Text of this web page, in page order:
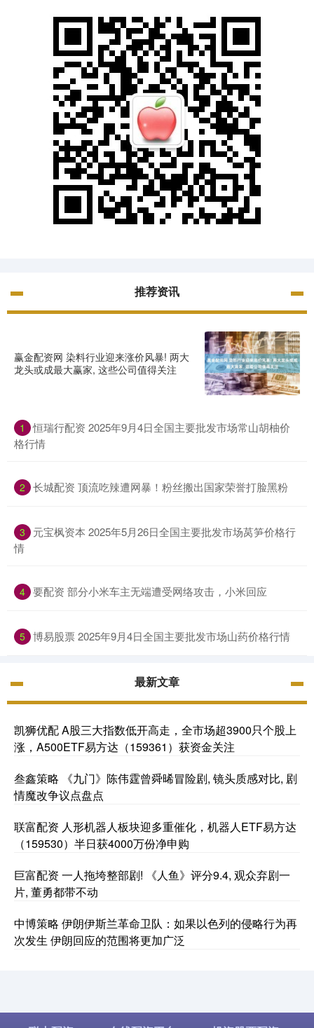
推荐资讯
赢金配资网 染料行业迎来涨价风暴! 两大
龙头或成最大赢家, 这些公司值得关注
1
恒瑞行配资 2025年9月4日全国主要批发市场常山胡柚价
格行情
2 长城配资 顶流吃辣遭网暴！粉丝搬出国家荣誉打脸黑粉
3
元宝枫资本 2025年5月26日全国主要批发市场莴笋价格行
情
4 要配资 部分小米车主无端遭受网络攻击，小米回应
5 博易股票 2025年9月4日全国主要批发市场山药价格行情
最新文章
凯狮优配 A股三大指数低开高走，全市场超3900只个股上
涨，A500ETF易方达（159361）获资金关注
叁鑫策略 《九门》陈伟霆曾舜晞冒险剧, 镜头质感对比, 剧
情魔改争议点盘点
联富配资 人形机器人板块迎多重催化，机器人ETF易方达
（159530）半日获4000万份净申购
巨富配资 一人拖垮整部剧! 《人鱼》评分9.4, 观众弃剧一
片, 董勇都带不动
中博策略 伊朗伊斯兰革命卫队：如果以色列的侵略行为再
次发生 伊朗回应的范围将更加广泛